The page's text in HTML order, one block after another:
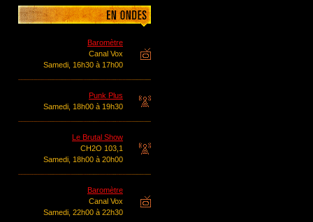
Baromètre
Canal Vox
Samedi, 16h30 à 17h00
Punk Plus
Samedi, 18h00 à 19h30
Le Brutal Show
CH2O 103,1
Samedi, 18h00 à 20h00
Baromètre
Canal Vox
Samedi, 22h00 à 22h30